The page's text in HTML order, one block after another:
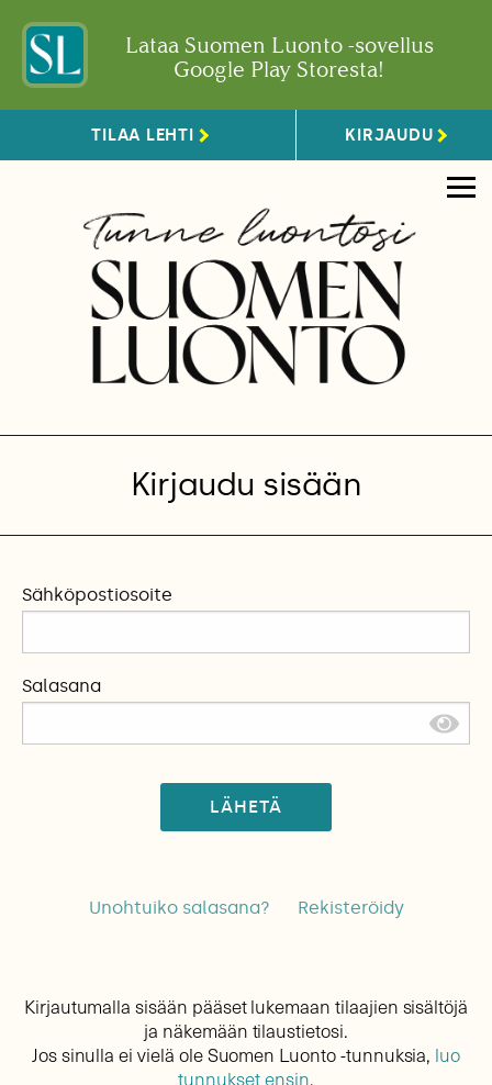
Lataa Suomen Luonto -sovellus
Google Play Storesta!
TILAA LEHTI KIRJAUDU
Kirjaudu sisään
Sähköpostiosoite
Salasana
LÄHETÄ
Unohtuiko salasana? Rekisteröidy
Kirjautumalla sisään pääset lukemaan tilaajien sisältöjä
ja näkemään tilaustietosi.
Jos sinulla ei vielä ole Suomen Luonto -tunnuksia, luo
tunnukset ensin.